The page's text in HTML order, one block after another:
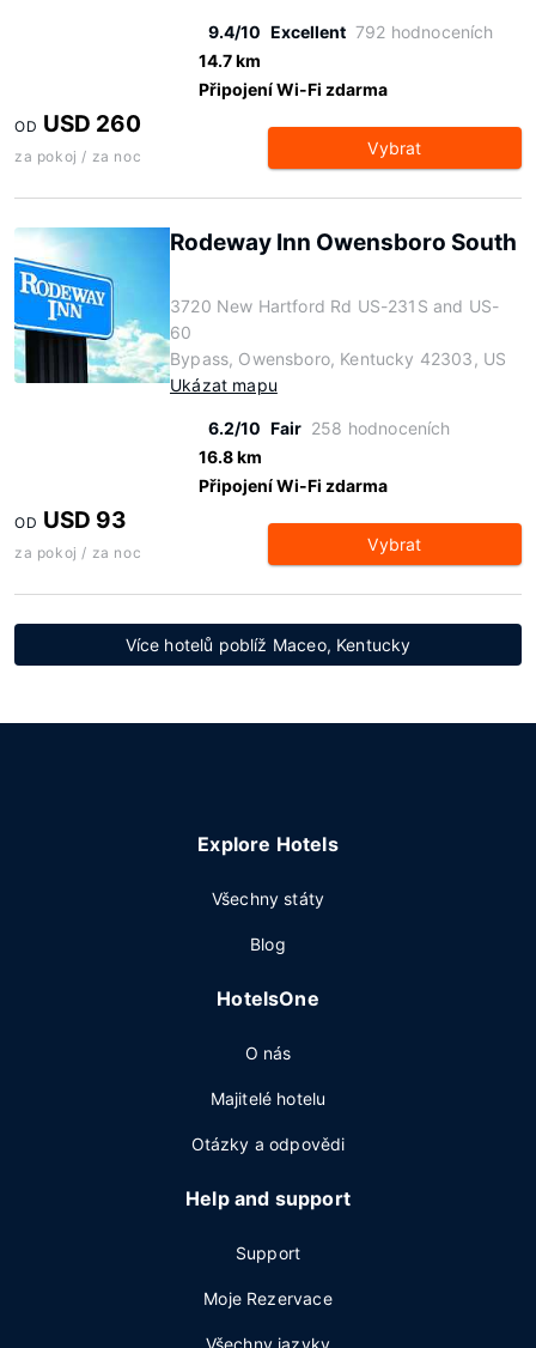
9.4/10 Excellent 792 hodnoceních
14.7 km
Připojení Wi-Fi zdarma
OD USD 260
za pokoj / za noc Vybrat
Rodeway Inn Owensboro South
3720 New Hartford Rd US-231S and US-
60
Bypass, Owensboro, Kentucky 42303, US
Ukázat mapu
6.2/10 Fair 258 hodnoceních
16.8 km
Připojení Wi-Fi zdarma
OD USD 93
za pokoj / za noc Vybrat
Více hotelů poblíž Maceo, Kentucky
Explore Hotels
Všechny státy
Blog
HotelsOne
O nás
Majitelé hotelu
Otázky a odpovědi
Help and support
Support
Moje Rezervace
Všechny jazyky